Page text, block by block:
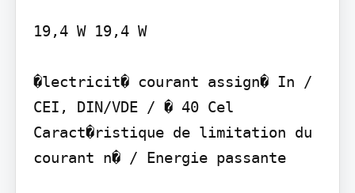
19,4 W 19,4 W
�lectricit� courant assign� In /
CEI, DIN/VDE / � 40 Cel
Caract�ristique de limitation du
courant n� / Energie passante